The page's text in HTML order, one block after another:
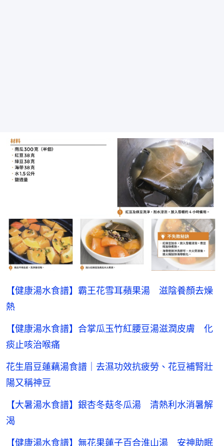
【健康湯水食譜】霸王花雪耳蘋果湯 滋陰養顏去燥
熱
【健康湯水食譜】合掌瓜玉竹紅腰豆湯滋潤皮膚 化
痰止咳治喉痛
花生眉豆蓮藕湯食譜｜去濕功效抗疲勞、花豆補腎壯
陽又稱神豆
【大暑湯水食譜】銀杏冬菇冬瓜湯 清熱利水消暑解
渴
【健康湯水食譜】無花果蓮子百合淮山湯 安神助眠